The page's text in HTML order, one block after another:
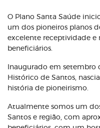
O Plano Santa Saúde
um dos pioneiros planos
excelente receptividade e
beneficiários.
Inaugurado em setembro
Histórico de Santos,
história de pioneirismo.
Atualmente somos um
Santos e região, com